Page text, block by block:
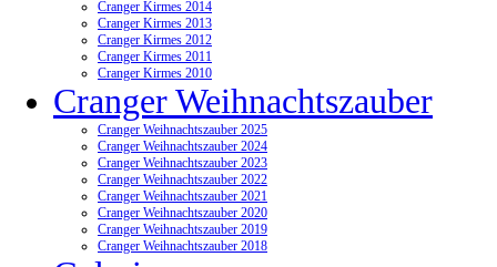
Cranger Kirmes 2014
Cranger Kirmes 2013
Cranger Kirmes 2012
Cranger Kirmes 2011
Cranger Kirmes 2010
Cranger Weihnachtszauber
Cranger Weihnachtszauber 2025
Cranger Weihnachtszauber 2024
Cranger Weihnachtszauber 2023
Cranger Weihnachtszauber 2022
Cranger Weihnachtszauber 2021
Cranger Weihnachtszauber 2020
Cranger Weihnachtszauber 2019
Cranger Weihnachtszauber 2018